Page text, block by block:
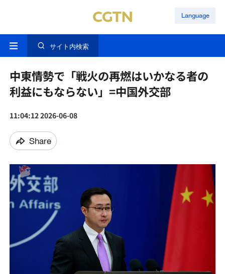
Language
サイト内検索
中東情勢で「戦火の再燃はいかなる者の
利益にもならない」=中国外交部
11:04:12 2026-06-08
Share